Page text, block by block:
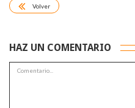
Volver
HAZ UN COMENTARIO